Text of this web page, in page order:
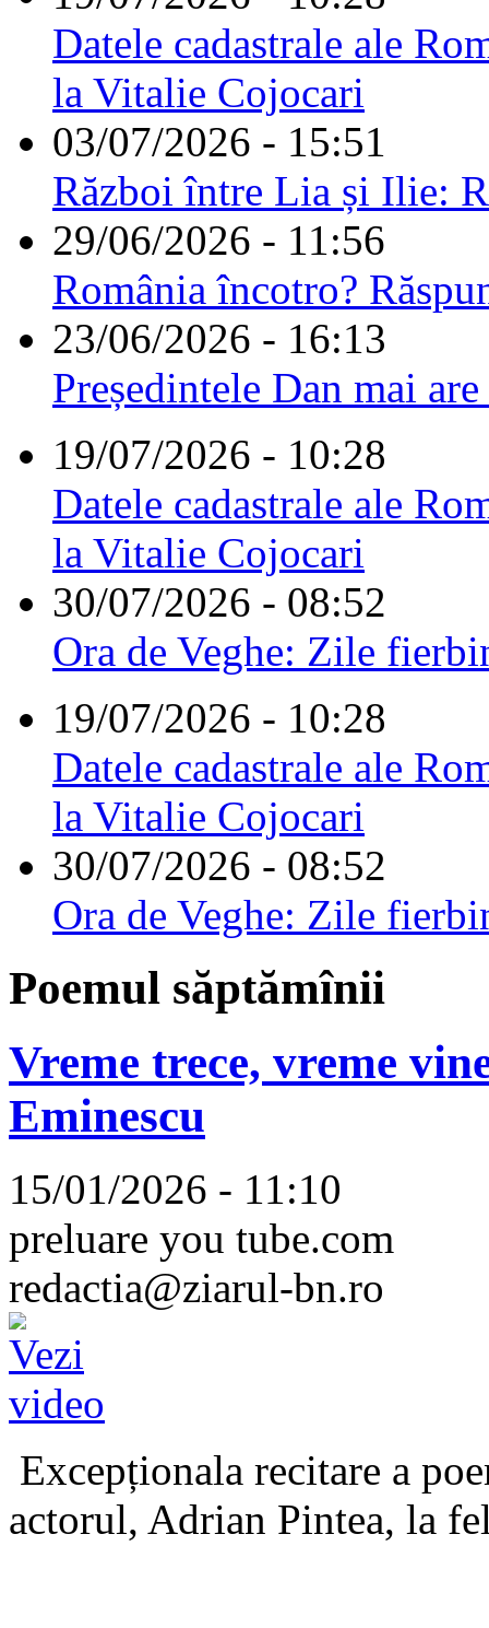
Datele cadastrale ale
la Vitalie Cojocari
03/07/2026 - 15:51
Război între Lia și Ilie:
29/06/2026 - 11:56
România încotro?
23/06/2026 - 16:13
Președintele Dan mai
19/07/2026 - 10:28
Datele cadastrale ale
la Vitalie Cojocari
30/07/2026 - 08:52
Ora de Veghe: Zile
19/07/2026 - 10:28
Datele cadastrale ale
la Vitalie Cojocari
30/07/2026 - 08:52
Ora de Veghe: Zile
Poemul săptămînii
Vreme trece, vreme
Eminescu
15/01/2026 - 11:10
preluare you tube.com
redactia@ziarul-bn.ro
Excepționala recitare a
actorul, Adrian Pintea, la